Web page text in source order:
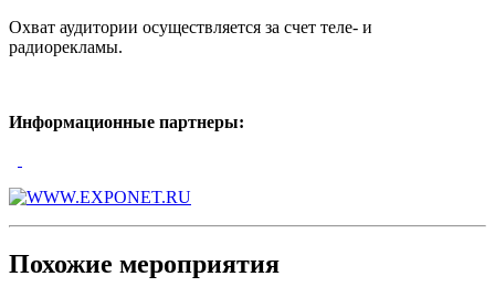
Охват аудитории осуществляется за счет теле- и
радиорекламы.
Информационные партнеры:
Похожие мероприятия